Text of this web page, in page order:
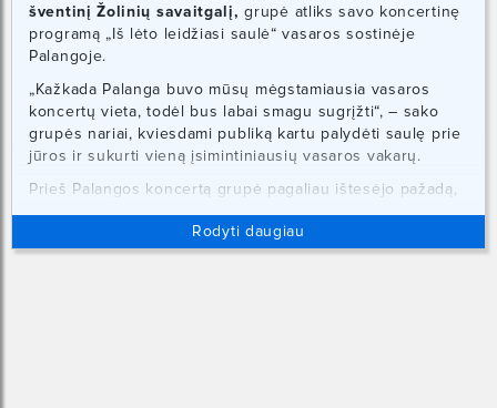
šventinį Žolinių savaitgalį, grupė atliks savo koncertinę
programą „Iš lėto leidžiasi saulė“ vasaros sostinėje
Palangoje.
„Kažkada Palanga buvo mūsų mėgstamiausia vasaros
koncertų vieta, todėl bus labai smagu sugrįžti“, – sako
grupės nariai, kviesdami publiką kartu palydėti saulę prie
jūros ir sukurti vieną įsimintiniausių vasaros vakarų.
Prieš Palangos koncertą grupė pagaliau ištesėjo pažadą,
duotą gerbėjams, ir į muzikos platformas išleido
geriausių savo dainų albumą pavadinimu „Iš lėto leidžiasi
saulė“. Tai pirmasis albumas nuo 2000-ųjų.
Rodyti daugiau